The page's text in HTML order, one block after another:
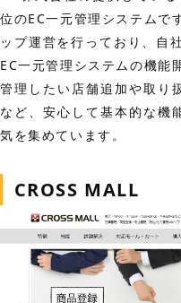
位のEC一元管理システムで
ップ運営を行っており、自
EC一元管理システムの機能
管理したい店舗追加や取り
など、安心して基本的な機
気を集めています。
CROSS MALL